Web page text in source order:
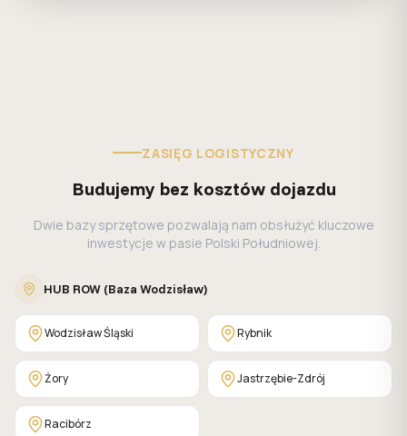
ZASIĘG LOGISTYCZNY
Budujemy bez kosztów dojazdu
Dwie bazy sprzętowe pozwalają nam obsłużyć kluczowe
inwestycje w pasie Polski Południowej.
HUB ROW (Baza Wodzisław)
Wodzisław Śląski Rybnik
Żory Jastrzębie-Zdrój
Racibórz